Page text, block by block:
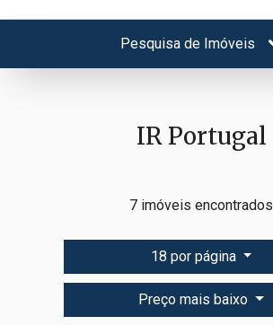
Pesquisa de Imóveis
IR Portugal
7 imóveis encontrados
18 por página
Preço mais baixo